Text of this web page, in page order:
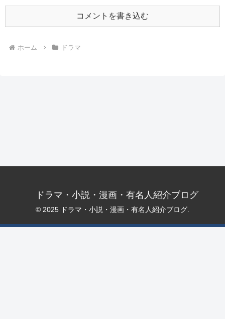
コメントを書き込む
ホーム ドラマ
ドラマ・小説・漫画・有名人紹介ブログ
© 2025 ドラマ・小説・漫画・有名人紹介ブログ.